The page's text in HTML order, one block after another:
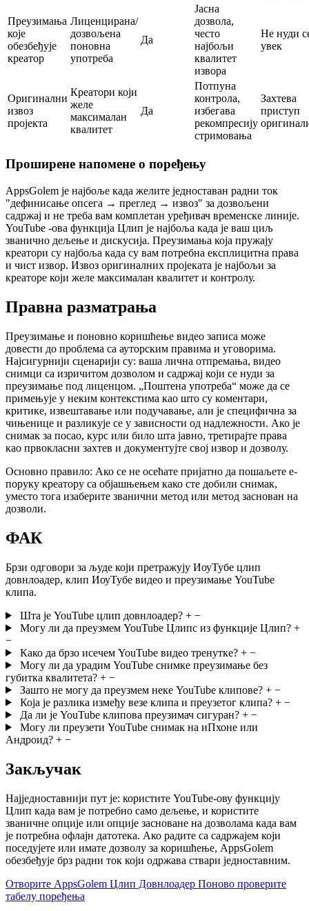
Преузимања
које
обезбеђује
креатор
Лиценцирана/
дозвољена
поновна
употреба
Да
Јасна
дозвола,
често
најбољи
квалитет
извора
Не нуди
увек
Оригинални
извоз
пројекта
Креатори који
желе
максималан
квалитет
Да
Потпуна
контрола,
избегава
рекомпресију
стримовања
Захтева
приступ
Проширене напомене о поређењу
AppsGolem је најбоље када желите једноставан радни ток
"дефинисање опсега → преглед → извоз" за дозвољени
садржај и не треба вам комплетан уређивач временске линије.
YouTube -ова функција Цлип је најбоља када је ваш циљ
званично дељење и дискусија. Преузимања која пружају
креатори су најбоља када су вам потребна експлицитна права
и чист извор. Извоз оригиналних пројеката је најбољи за
креаторе који желе максималан квалитет и контролу.
Правна разматрања
Преузимање и поновно коришћење видео записа може
довести до проблема са ауторским правима и уговорима.
Најсигурнији сценарији су: ваша лична отпремања, видео
снимци са изричитом дозволом и садржај који се нуди за
преузимање под лиценцом. „Поштена употреба“ може да се
примењује у неким контекстима као што су коментари,
критике, извештавање или подучавање, али је специфична за
чињенице и разликује се у зависности од надлежности. Ако је
снимак за посао, курс или било шта јавно, третирајте права
као првокласни захтев и документујте свој извор и дозволу.
Основно правило: Ако се не осећате пријатно да пошаљете е-
поруку креатору са објашњењем како сте добили снимак,
уместо тога изаберите званични метод или метод заснован на
дозволи.
ФАК
Брзи одговори за људе који претражују ИоуТубе цлип
довнлоадер, клип ИоуТубе видео и преузимање YouTube
клипа.
Шта је YouTube цлип довнлоадер? + −
Могу ли да преузмем YouTube Цлипс из функције Цлип? +
−
Како да брзо исечем YouTube видео тренутке? + −
Могу ли да урадим YouTube снимке преузимање без
губитка квалитета? + −
Зашто не могу да преузмем неке YouTube клипове? + −
Која је разлика између везе клипа и преузетог клипа? + −
Да ли је YouTube клипова преузимач сигуран? + −
Могу ли преузети YouTube снимак на иПхоне или
Андроид? + −
Закључак
Најједноставнији пут је: користите YouTube-ову функцију
Цлип када вам је потребно само дељење, и користите
званичне опције или опције засноване на дозволама када вам
је потребна офлајн датотека. Ако радите са садржајем који
поседујете или имате дозволу за коришћење, AppsGolem
обезбеђује брз радни ток који одржава ствари једноставним.
Отворите AppsGolem Цлип Довнлоадер Поново проверите
табелу поређења